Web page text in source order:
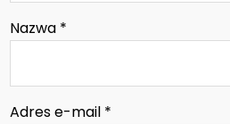
Nazwa *
Adres e-mail *